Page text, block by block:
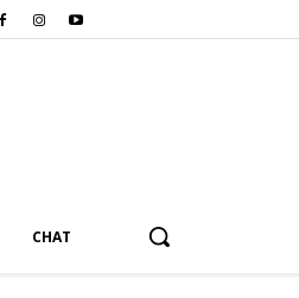
CHAT